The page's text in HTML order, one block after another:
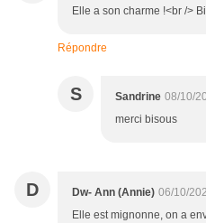
Elle a son charme !<br />
Répondre
S Sandrine 08/10/
merci bisous
D Dw- Ann (Annie) 06/10/
Elle est mignonne, on a